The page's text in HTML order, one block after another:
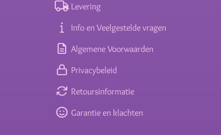
Levering
Info en Veelgestelde vragen
Algemene Voorwaarden
Privacybeleid
Retoursinformatie
Garantie en klachten